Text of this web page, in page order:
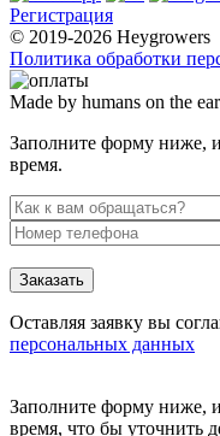
Регистрация
© 2019-2026 Heygrowers
Политика обработки
Made by humans on the
Заполните форму ниже,
время.
Заказать
Оставляя заявку вы
персональных данных
Заполните форму ниже,
время, что бы уточнить